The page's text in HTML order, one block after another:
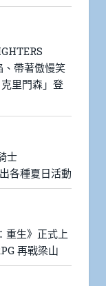
帶著傲慢笑
里門森」登
士
各種夏日活動
重生》正式上
再戰梁山